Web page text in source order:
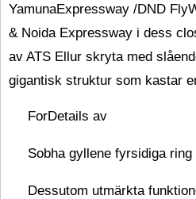
YamunaExpressway /DND
& Noida Expressway i dess
av ATS Ellur skryta med
gigantisk struktur som kastar
ForDetails av
Sobha gyllene fyrsidiga ring
Dessutom utmärkta